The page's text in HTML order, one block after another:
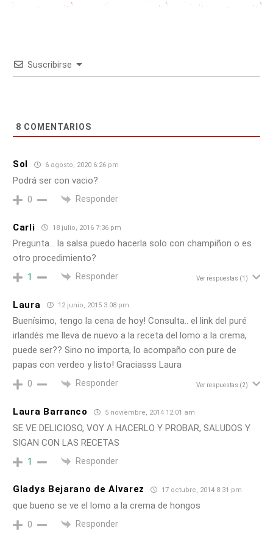
Suscribirse
8 COMENTARIOS
Sol 6 agosto, 2020 6:26 pm
Podrá ser con vacio?
0 Responder
Carli 18 julio, 2016 7:36 pm
Pregunta… la salsa puedo hacerla solo con champiñon o es
otro procedimiento?
1 Responder Ver respuestas (1)
Laura 12 junio, 2015 3:08 pm
Buenísimo, tengo la cena de hoy! Consulta.. el link del puré
irlandés me lleva de nuevo a la receta del lomo a la crema,
puede ser?? Sino no importa, lo acompaño con pure de
papas con verdeo y listo! Graciasss Laura
0 Responder Ver respuestas (2)
Laura Barranco 5 noviembre, 2014 12:01 am
SE VE DELICIOSO, VOY A HACERLO Y PROBAR, SALUDOS Y
SIGAN CON LAS RECETAS
1 Responder
Gladys Bejarano de Alvarez 17 octubre, 2014 8:31 pm
que bueno se ve el lomo a la crema de hongos
0 Responder